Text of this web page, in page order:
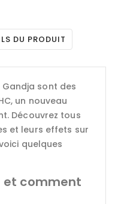
DU PRODUIT
Gandja sont des
un nouveau
Découvrez tous
et leurs effets sur
quelques
et comment